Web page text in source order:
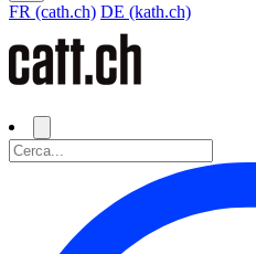
FR (cath.ch) DE (kath.ch)